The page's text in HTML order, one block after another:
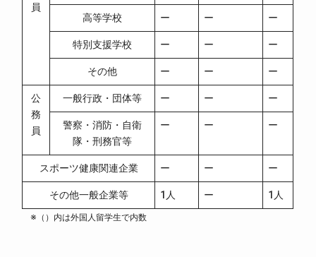
員
高等学校 ー ー ー
特別支援学校 ー ー ー
その他 ー ー ー
公
務
員
一般行政・団体等 ー ー ー
警察・消防・自衛
隊・刑務官等
ー ー ー
スポーツ健康関連企業 ー ー ー
その他一般企業等 1人 ー 1人
※（）内は外国人留学生で内数